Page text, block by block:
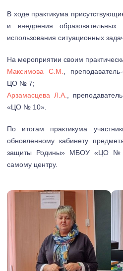
В ходе практикума
и внедрения
использования ситуационных
На мероприятии своим
Максимова С.М.
,
ЦО № 7;
Арзамасцева Л.А.
,
«ЦО № 10».
По итогам практикума
обновленному кабинету
защиты Родины» МБОУ «ЦО №
самому центру.